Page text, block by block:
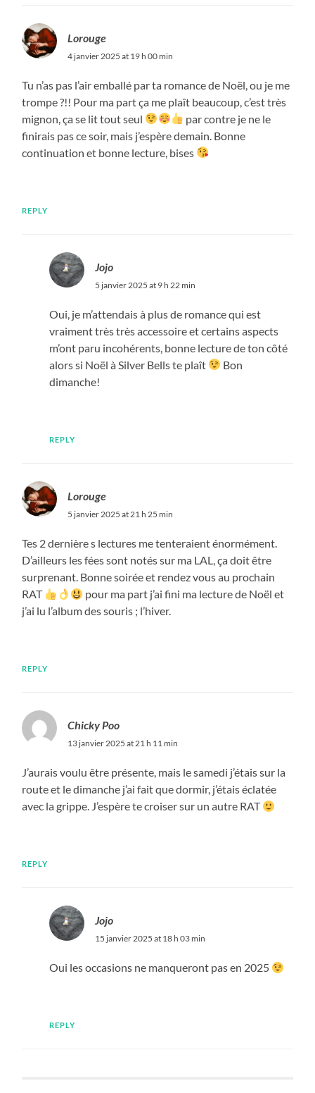
Lorouge
4 janvier 2025 at 19 h 00 min
Tu n’as pas l’air emballé par ta romance de Noël, ou je me
trompe ?!! Pour ma part ça me plaît beaucoup, c’est très
mignon, ça se lit tout seul
par contre je ne le
finirais pas ce soir, mais j’espère demain. Bonne
continuation et bonne lecture, bises
REPLY
Jojo
5 janvier 2025 at 9 h 22 min
Oui, je m’attendais à plus de romance qui est
vraiment très très accessoire et certains aspects
m’ont paru incohérents, bonne lecture de ton côté
alors si Noël à Silver Bells te plaît
Bon
dimanche!
REPLY
Lorouge
5 janvier 2025 at 21 h 25 min
Tes 2 dernière s lectures me tenteraient énormément.
D’ailleurs les fées sont notés sur ma LAL, ça doit être
surprenant. Bonne soirée et rendez vous au prochain
RAT
pour ma part j’ai fini ma lecture de Noël et
j’ai lu l’album des souris ; l’hiver.
REPLY
Chicky Poo
13 janvier 2025 at 21 h 11 min
J’aurais voulu être présente, mais le samedi j’étais sur la
route et le dimanche j’ai fait que dormir, j’étais éclatée
avec la grippe. J’espère te croiser sur un autre RAT
REPLY
Jojo
15 janvier 2025 at 18 h 03 min
Oui les occasions ne manqueront pas en 2025
REPLY